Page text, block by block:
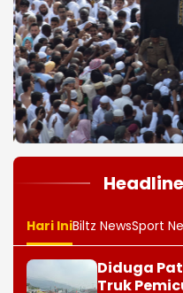
Hari IniBiltz NewsSport
Diduga
Truk
Enam
Diselidiki
Polisi Sita
Cisaat
Marbut
Hendak
Barang
Imigrasi
Melalui